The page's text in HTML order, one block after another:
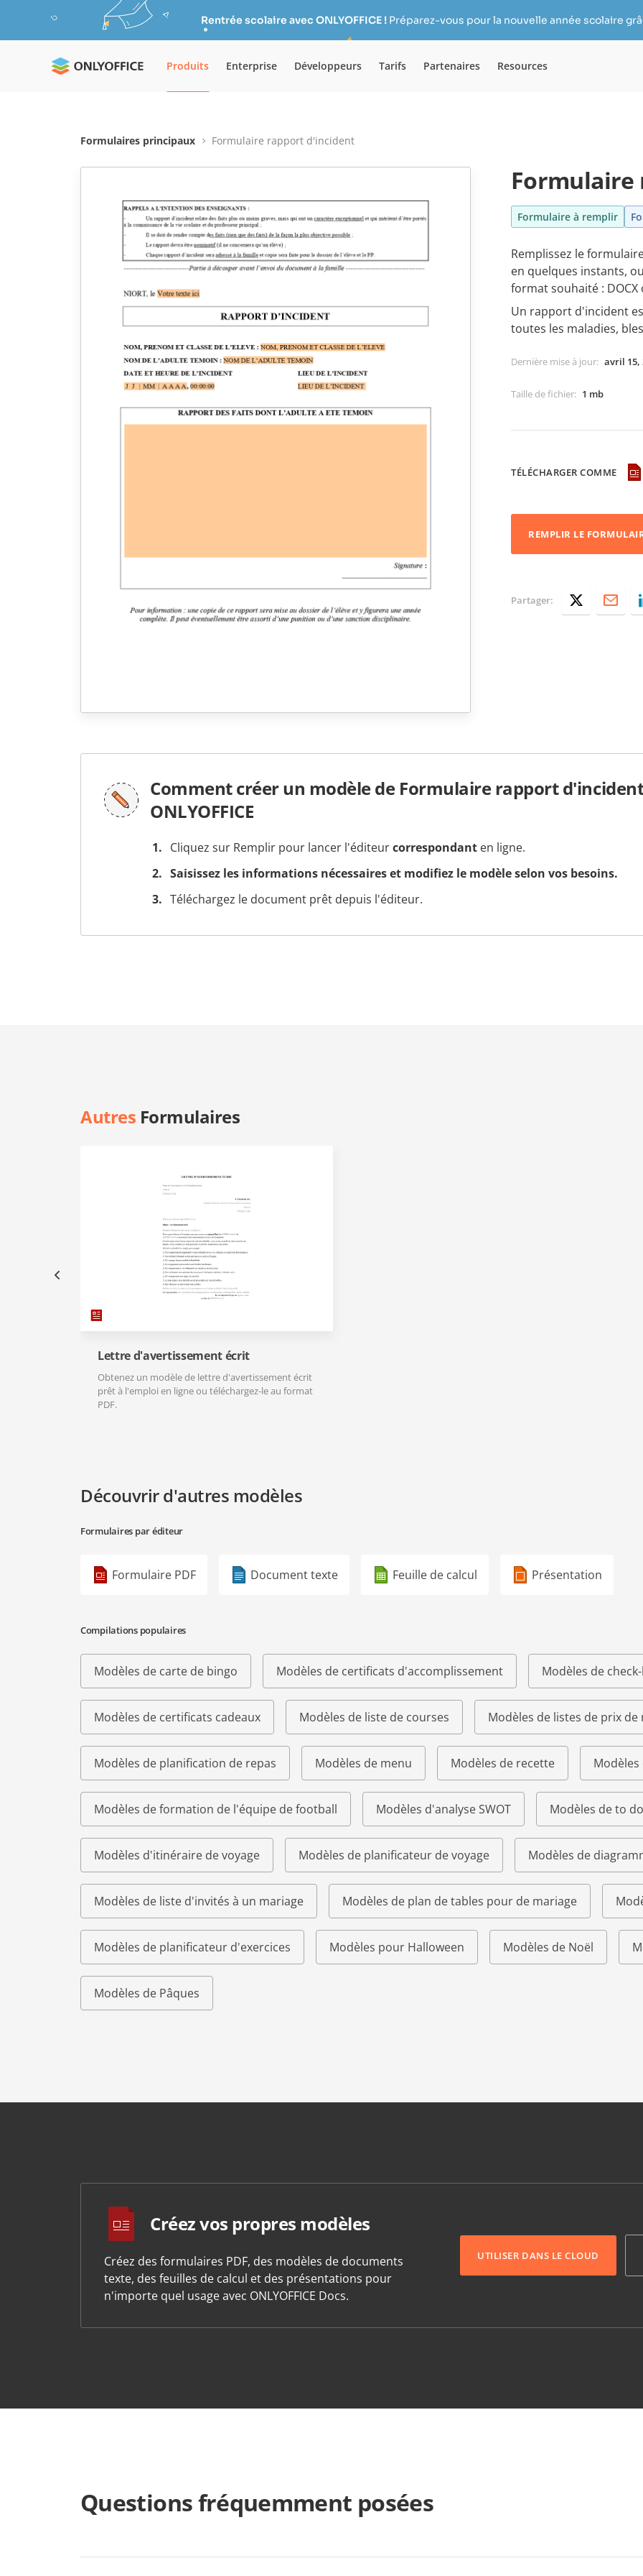
Rentrée scolaire avec ONLYOFFICE !Préparez-vous pour la nouvelle année scolaire
Produits Enterprise Développeurs Tarifs Partenaires Resources
Formulaires principaux Formulaire rapport d'incident
Formulaire à remplir
Remplissez le
en quelques instants,
format souhaité : DOCX
Un rapport d'incident
toutes les maladies,
Dernière mise à jour: avril 15,
Taille de fichier: 1 mb
TÉLÉCHARGER COMME
REMPLIR LE
Partager:
Comment créer un modèle de Formulaire rapport
ONLYOFFICE
Cliquez sur Remplir pour lancer l'éditeurcorrespondant en ligne.
Saisissez les informations nécessaires et modifiez le modèle selon vos besoins.
Téléchargez le document prêt depuis l'éditeur.
Autres Formulaires
Lettre d'avertissement écrit
Obtenez un modèle de lettre d'avertissement écrit
prêt à l'emploi en ligne ou téléchargez-le au format
PDF.
Découvrir d'autres modèles
Formulaires par éditeur
Formulaire PDF Document texte Feuille de calcul Présentation
Compilations populaires
Modèles de carte de bingo Modèles de certificats d'accomplissement Modèles de
Modèles de certificats cadeaux Modèles de liste de courses Modèles de listes de prix de
Modèles de planification de repas Modèles de menu Modèles de recette Modèles
Modèles de formation de l'équipe de football Modèles d'analyse SWOT Modèles de to
Modèles d'itinéraire de voyage Modèles de planificateur de voyage Modèles de
Modèles de liste d'invités à un mariage Modèles de plan de tables pour de mariage
Modèles de planificateur d'exercices Modèles pour Halloween Modèles de Noël
Modèles de Pâques
Créez vos propres modèles
Créez des formulaires PDF, des modèles de documents
texte, des feuilles de calcul et des présentations pour
n'importe quel usage avec ONLYOFFICE Docs.
UTILISER DANS LE CLOUD
Questions fréquemment posées